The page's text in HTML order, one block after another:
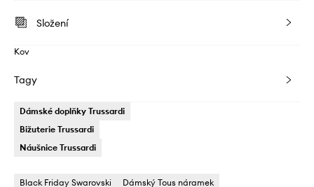
Složení
Kov
Tagy
Dámské doplňky Trussardi
Bižuterie Trussardi
Náušnice Trussardi
Black Friday Swarovski Dámský Tous náramek